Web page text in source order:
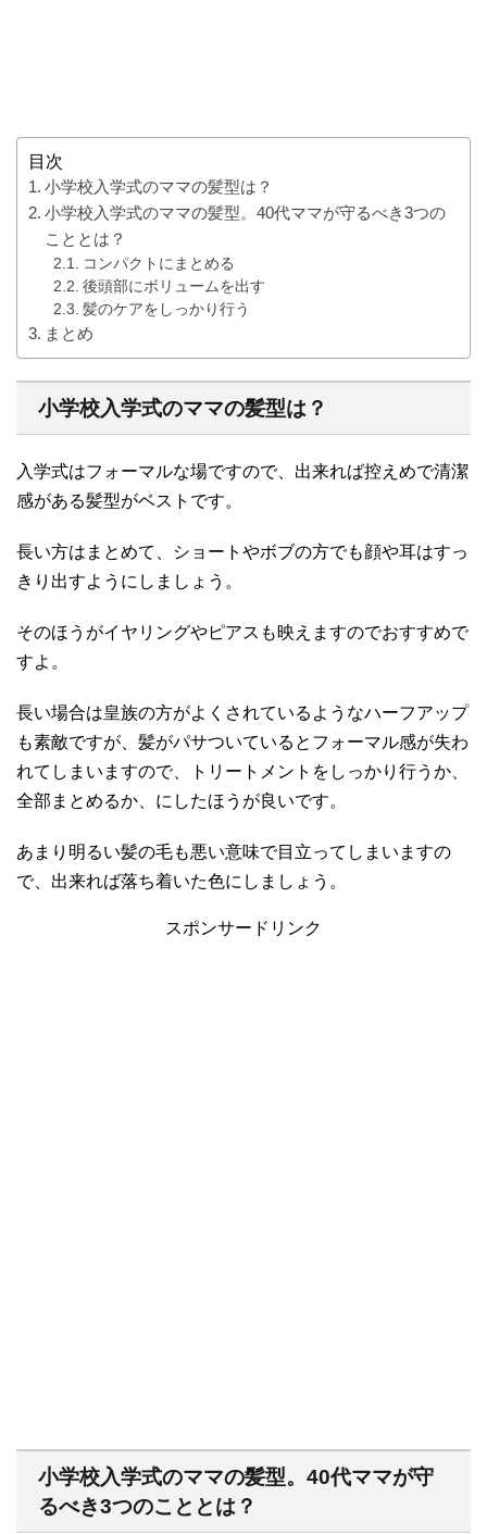
目次
小学校入学式のママの髪型は？
小学校入学式のママの髪型。40代ママが守るべき3つの
こととは？
コンパクトにまとめる
後頭部にボリュームを出す
髪のケアをしっかり行う
まとめ
小学校入学式のママの髪型は？
入学式はフォーマルな場ですので、出来れば控えめで清潔
感がある髪型がベストです。
長い方はまとめて、ショートやボブの方でも顔や耳はすっ
きり出すようにしましょう。
そのほうがイヤリングやピアスも映えますのでおすすめで
すよ。
長い場合は皇族の方がよくされているようなハーフアップ
も素敵ですが、髪がパサついているとフォーマル感が失わ
れてしまいますので、トリートメントをしっかり行うか、
全部まとめるか、にしたほうが良いです。
あまり明るい髪の毛も悪い意味で目立ってしまいますの
で、出来れば落ち着いた色にしましょう。
スポンサードリンク
小学校入学式のママの髪型。40代ママが守
るべき3つのこととは？